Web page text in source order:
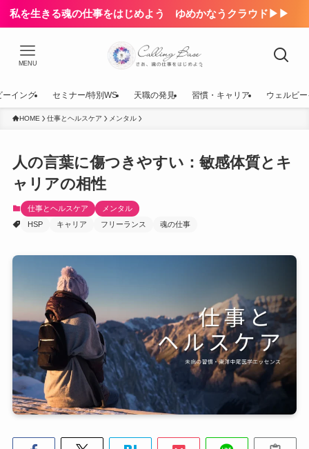
私を生きる魂の仕事をはじめよう ゆめかなうクラウド▶▶
MENU
ーイング セミナー/特別WS 天職の発見 習慣・キャリア ウェルビ
HOME 仕事とヘルスケア メンタル
人の言葉に傷つきやすい：敏感体質とキ
ャリアの相性
仕事とヘルスケア
メンタル
HSP
キャリア フリーランス 魂の仕事